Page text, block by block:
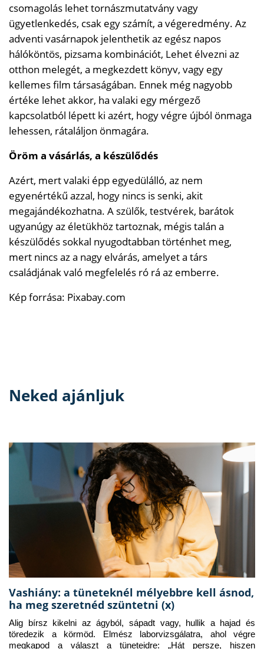
csomagolás lehet tornászmutatvány vagy
ügyetlenkedés, csak egy számít, a végeredmény. Az
adventi vasárnapok jelenthetik az egész napos
hálóköntös, pizsama kombinációt, Lehet élvezni az
otthon melegét, a megkezdett könyv, vagy egy
kellemes film társaságában. Ennek még nagyobb
értéke lehet akkor, ha valaki egy mérgező
kapcsolatból lépett ki azért, hogy végre újból önmaga
lehessen, rátaláljon önmagára.
Öröm a vásárlás, a készülődés
Azért, mert valaki épp egyedülálló, az nem
egyenértékű azzal, hogy nincs is senki, akit
megajándékozhatna. A szülők, testvérek, barátok
ugyanúgy az életükhöz tartoznak, mégis talán a
készülődés sokkal nyugodtabban történhet meg,
mert nincs az a nagy elvárás, amelyet a társ
családjának való megfelelés ró rá az emberre.
Kép forrása: Pixabay.com
Neked ajánljuk
Vashiány: a tüneteknél mélyebbre kell ásnod,
ha meg szeretnéd szüntetni (x)
Alig bírsz kikelni az ágyból, sápadt vagy, hullik a hajad és
töredezik a körmöd. Elmész laborvizsgálatra, ahol végre
megkapod a választ a tüneteidre: „Hát persze, hiszen